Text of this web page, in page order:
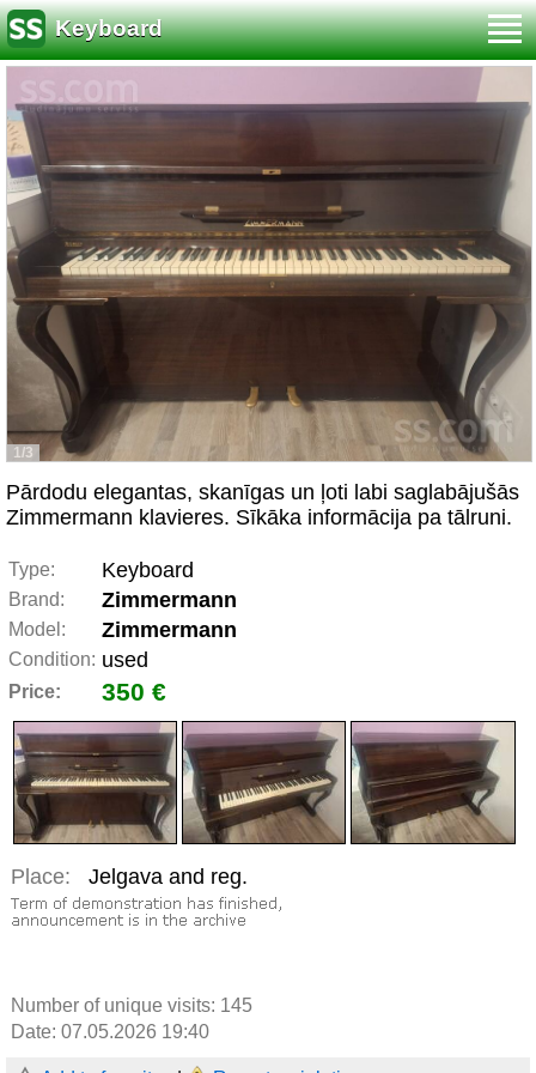
Keyboard
1/3
Pārdodu elegantas, skanīgas un ļoti labi saglabājušās
Zimmermann klavieres. Sīkāka informācija pa tālruni.
Type: Keyboard
Brand: Zimmermann
Model: Zimmermann
Condition: used
Price: 350 €
Place: Jelgava and reg.
Number of unique visits: 145
Date: 07.05.2026 19:40